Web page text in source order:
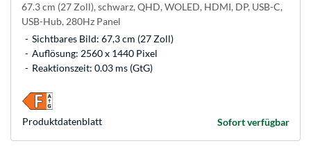
67.3 cm (27 Zoll), schwarz, QHD, WOLED, HDMI, DP, USB-C,
USB-Hub, 280Hz Panel
Sichtbares Bild: 67,3 cm (27 Zoll)
Auflösung: 2560 x 1440 Pixel
Reaktionszeit: 0.03 ms (GtG)
Sofort verfügbar
Produkt­datenblatt